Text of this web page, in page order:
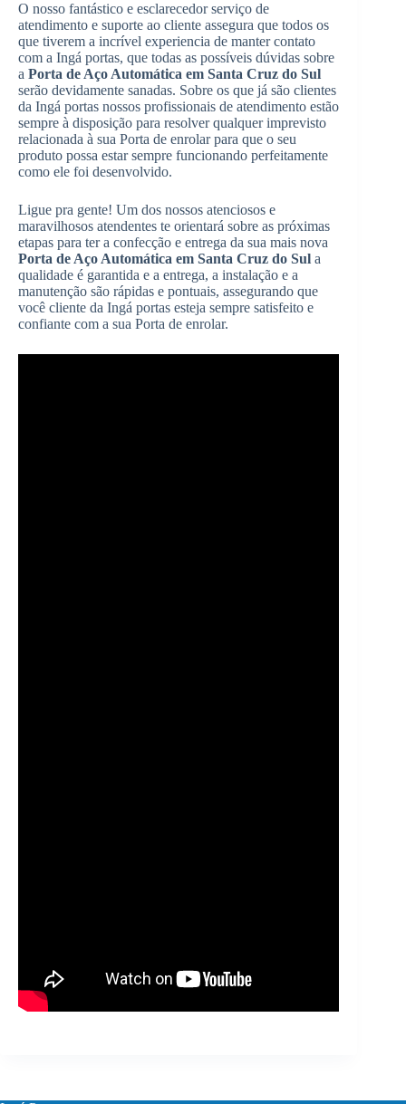
O nosso fantástico e esclarecedor serviço de
atendimento e suporte ao cliente assegura que todos os
que tiverem a incrível experiencia de manter contato
com a Ingá portas, que todas as possíveis dúvidas sobre
a Porta de Aço Automática em Santa Cruz do Sul
serão devidamente sanadas. Sobre os que já são clientes
da Ingá portas nossos profissionais de atendimento estão
sempre à disposição para resolver qualquer imprevisto
relacionada à sua Porta de enrolar para que o seu
produto possa estar sempre funcionando perfeitamente
como ele foi desenvolvido.
Ligue pra gente! Um dos nossos atenciosos e
maravilhosos atendentes te orientará sobre as próximas
etapas para ter a confecção e entrega da sua mais nova
Porta de Aço Automática em Santa Cruz do Sul a
qualidade é garantida e a entrega, a instalação e a
manutenção são rápidas e pontuais, assegurando que
você cliente da Ingá portas esteja sempre satisfeito e
confiante com a sua Porta de enrolar.